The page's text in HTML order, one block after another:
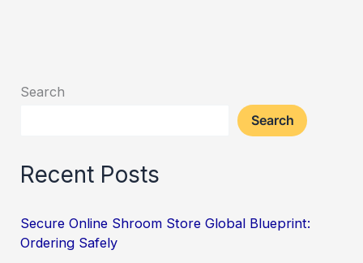
Search
Search
Recent Posts
Secure Online Shroom Store Global Blueprint:
Ordering Safely